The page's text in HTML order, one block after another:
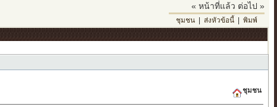
« หน้าที่แล้ว ต่อไป »
ชุมชน| ส่งหัวข้อนี้| พิมพ์
ชุมชน